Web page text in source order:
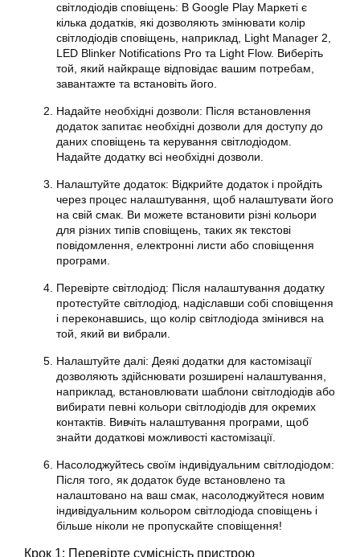
світлодіодів сповіщень: В Google Play Маркеті є
кілька додатків, які дозволяють змінювати колір
світлодіодів сповіщень, наприклад, Light Manager 2,
LED Blinker Notifications Pro та Light Flow. Виберіть
той, який найкраще відповідає вашим потребам,
завантажте та встановіть його.
Надайте необхідні дозволи: Після встановлення
додаток запитає необхідні дозволи для доступу до
даних сповіщень та керування світлодіодом.
Надайте додатку всі необхідні дозволи.
Налаштуйте додаток: Відкрийте додаток і пройдіть
через процес налаштування, щоб налаштувати його
на свій смак. Ви можете встановити різні кольори
для різних типів сповіщень, таких як текстові
повідомлення, електронні листи або сповіщення
програми.
Перевірте світлодіод: Після налаштування додатку
протестуйте світлодіод, надіславши собі сповіщення
і переконавшись, що колір світлодіода змінився на
той, який ви вибрали.
Налаштуйте далі: Деякі додатки для кастомізації
дозволяють здійснювати розширені налаштування,
наприклад, встановлювати шаблони світлодіодів або
вибирати певні кольори світлодіодів для окремих
контактів. Вивчіть налаштування програми, щоб
знайти додаткові можливості кастомізації.
Насолоджуйтесь своїм індивідуальним світлодіодом:
Після того, як додаток буде встановлено та
налаштовано на ваш смак, насолоджуйтеся новим
індивідуальним кольором світлодіода сповіщень і
більше ніколи не пропускайте сповіщення!
Крок 1: Перевірте сумісність пристрою